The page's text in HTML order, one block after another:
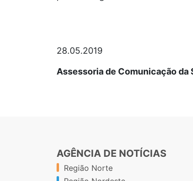
28.05.2019
Assessoria de Comunicação da
AGÊNCIA DE NOTÍCIAS
Região Norte